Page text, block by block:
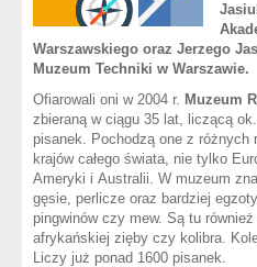
Warszawskiego oraz Jerzego
Muzeum Techniki w Warszawie.
Ofiarowali oni w 2004 r. Muzeum
zbieraną w ciągu 35 lat, liczącą
pisanek. Pochodzą one z
krajów całego świata, nie tylko
Ameryki i Australii. W muzeum
gęsie, perlicze oraz bardziej
pingwinów czy mew. Są tu
afrykańskiej zięby czy kolibra.
Liczy już ponad 1600 pisanek.